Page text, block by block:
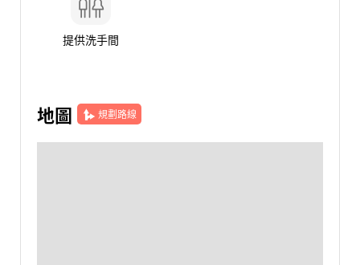
提供洗手間
地圖 規劃路線